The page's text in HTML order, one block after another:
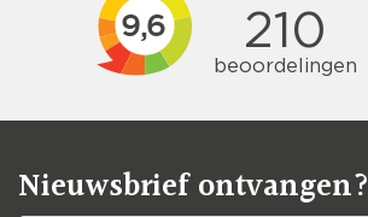
Nieuwsbrief ontvangen?